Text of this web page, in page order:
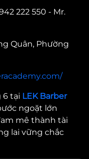
222 550 - Mr.
Quân, Phường
6 tại LEK Barber
ngoặt lớn
mê thành tài
lai vững chắc